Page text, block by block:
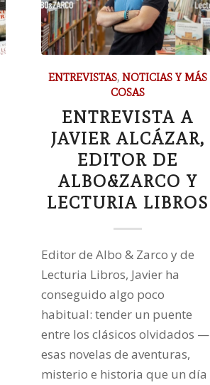
ENTREVISTAS,NOTICIAS Y MÁS
COSAS
ENTREVISTA A
JAVIER ALCÁZAR,
EDITOR DE
ALBO&ZARCO Y
LECTURIA LIBROS
Editor de Albo & Zarco y de
Lecturia Libros, Javier ha
conseguido algo poco
habitual: tender un puente
entre los clásicos olvidados —
esas novelas de aventuras,
misterio e historia que un día